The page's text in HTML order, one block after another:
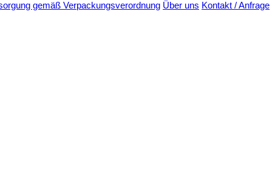
gemäß Verpackungsverordnung Über uns Kontakt / Anfrage